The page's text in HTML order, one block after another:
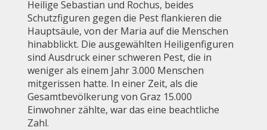
Heilige Sebastian und Rochus, beides
Schutzfiguren gegen die Pest flankieren die
Hauptsäule, von der Maria auf die Menschen
hinabblickt. Die ausgewählten Heiligenfiguren
sind Ausdruck einer schweren Pest, die in
weniger als einem Jahr 3.000 Menschen
mitgerissen hatte. In einer Zeit, als die
Gesamtbevölkerung von Graz 15.000
Einwohner zählte, war das eine beachtliche
Zahl.